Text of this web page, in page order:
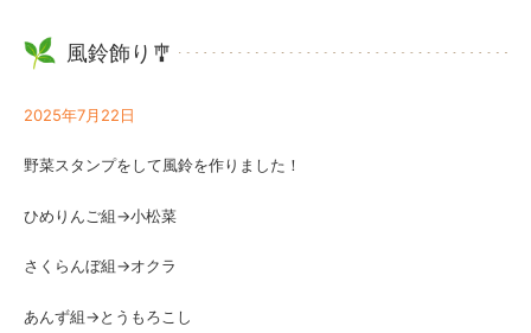
風鈴飾り🎐
2025年7月22日
野菜スタンプをして風鈴を作りました！
ひめりんご組→小松菜
さくらんぼ組→オクラ
あんず組→とうもろこし